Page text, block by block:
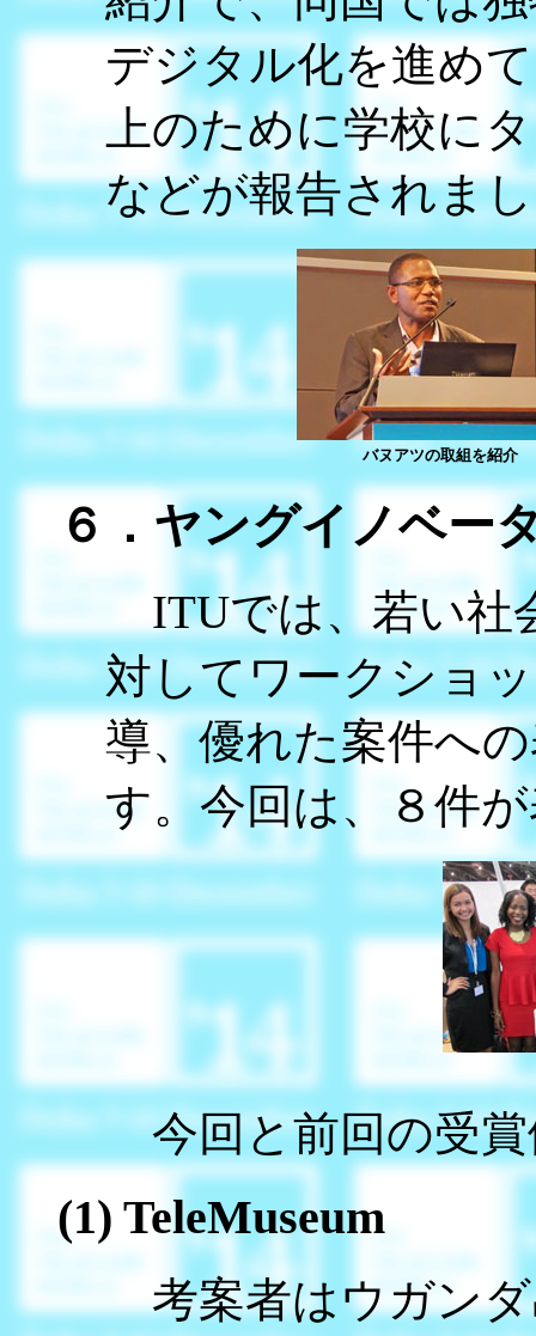
デジタル化を進め
上のために学校に
などが報告されま
バヌアツの取組を紹介
６．ヤングイノベー
ITUでは、若い社
対してワークショ
導、優れた案件へ
す。今回は、８件
今回と前回の受賞
(1) TeleMuseum
考案者はウガンダ